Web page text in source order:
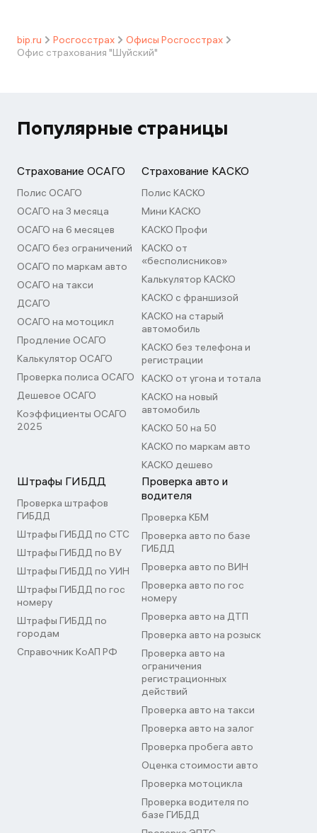
bip.ru Росгосстрах
Офисы Росгосстрах
Офис страхования "Шуйский"
Популярные страницы
Страхование ОСАГО
Полис ОСАГО
ОСАГО на 3 месяца
ОСАГО на 6 месяцев
ОСАГО без ограничений
ОСАГО по маркам авто
ОСАГО на такси
ДСАГО
ОСАГО на мотоцикл
Продление ОСАГО
Калькулятор ОСАГО
Проверка полиса ОСАГО
Дешевое ОСАГО
Коэффициенты ОСАГО
2025
Страхование КАСКО
Полис КАСКО
Мини КАСКО
КАСКО Профи
КАСКО от
«бесполисников»
Калькулятор КАСКО
КАСКО с франшизой
КАСКО на старый
автомобиль
КАСКО без телефона и
регистрации
КАСКО от угона и тотала
КАСКО на новый
автомобиль
КАСКО 50 на 50
КАСКО по маркам авто
КАСКО дешево
Штрафы ГИБДД
Проверка штрафов
ГИБДД
Штрафы ГИБДД по СТС
Штрафы ГИБДД по ВУ
Штрафы ГИБДД по УИН
Штрафы ГИБДД по гос
номеру
Штрафы ГИБДД по
городам
Справочник КоАП РФ
Проверка авто и
водителя
Проверка КБМ
Проверка авто по базе
ГИБДД
Проверка авто по ВИН
Проверка авто по гос
номеру
Проверка авто на ДТП
Проверка авто на розыск
Проверка авто на
ограничения
регистрационных
действий
Проверка авто на такси
Проверка авто на залог
Проверка пробега авто
Оценка стоимости авто
Проверка мотоцикла
Проверка водителя по
базе ГИБДД